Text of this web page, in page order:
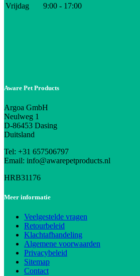
Vrijdag
9:00 - 17:00
Aware Pet Products
Argoa GmbH
Neulweg 1
D-86453 Dasing
Duitsland
Tel: +31 657506797
Email: info@awarepetproducts.nl
HRB31176
Meer informatie
Veelgestelde vragen
Retourbeleid
Klachtafhandeling
Algemene voorwaarden
Privacybeleid
Sitemap
Contact